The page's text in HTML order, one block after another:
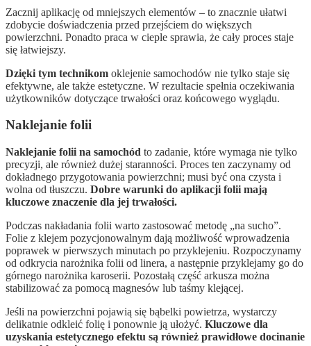
Zacznij aplikację od mniejszych elementów – to znacznie ułatwi
zdobycie doświadczenia przed przejściem do większych
powierzchni. Ponadto praca w cieple sprawia, że cały proces staje
się łatwiejszy.
Dzięki tym technikom oklejenie samochodów nie tylko staje się
efektywne, ale także estetyczne. W rezultacie spełnia oczekiwania
użytkowników dotyczące trwałości oraz końcowego wyglądu.
Naklejanie folii
Naklejanie folii na samochód to zadanie, które wymaga nie tylko
precyzji, ale również dużej staranności. Proces ten zaczynamy od
dokładnego przygotowania powierzchni; musi być ona czysta i
wolna od tłuszczu. Dobre warunki do aplikacji folii mają
kluczowe znaczenie dla jej trwałości.
Podczas nakładania folii warto zastosować metodę „na sucho”.
Folie z klejem pozycjonowalnym dają możliwość wprowadzenia
poprawek w pierwszych minutach po przyklejeniu. Rozpoczynamy
od odkrycia narożnika folii od linera, a następnie przyklejamy go do
górnego narożnika karoserii. Pozostałą część arkusza można
stabilizować za pomocą magnesów lub taśmy klejącej.
Jeśli na powierzchni pojawią się bąbelki powietrza, wystarczy
delikatnie odkleić folię i ponownie ją ułożyć. Kluczowe dla
uzyskania estetycznego efektu są również prawidłowe docinanie